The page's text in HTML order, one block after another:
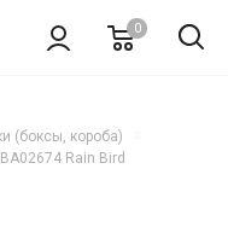
0
(боксы, короба)
Rain Bird